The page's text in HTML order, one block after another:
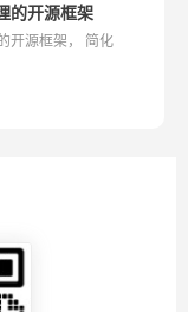
的开源框架
开源框架， 简化